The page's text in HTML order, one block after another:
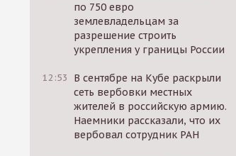
по 750 евро
землевладельцам за
разрешение строить
укрепления у границы России
12:53
В сентябре на Кубе раскрыли
сеть вербовки местных
жителей в российскую армию.
Наемники рассказали, что их
вербовал сотрудник РАН